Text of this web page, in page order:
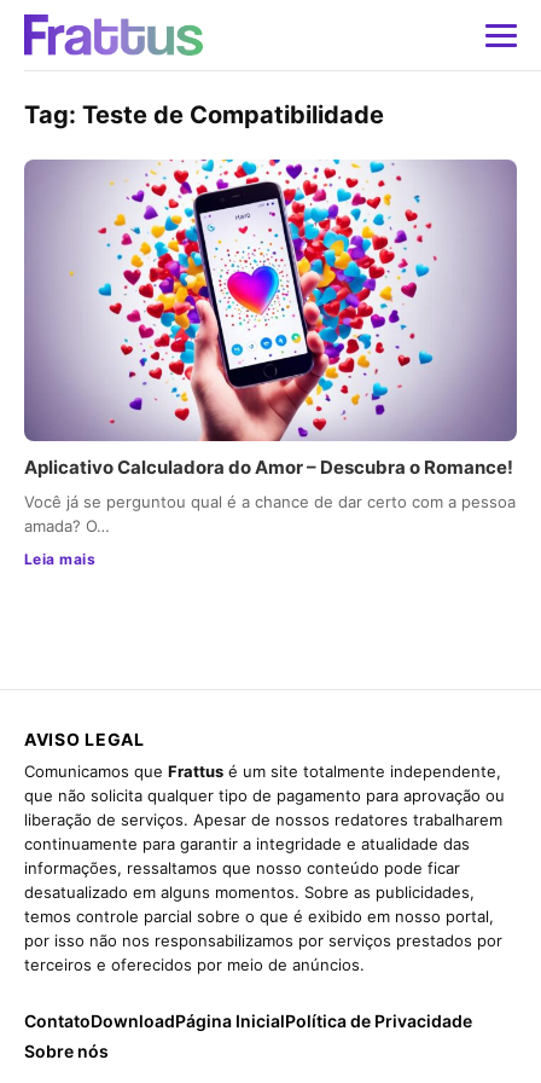
Tag: Teste de Compatibilidade
Aplicativo Calculadora do Amor – Descubra o Romance!
Você já se perguntou qual é a chance de dar certo com a pessoa
amada? O…
Leia mais
AVISO LEGAL
Comunicamos que Frattus é um site totalmente independente,
que não solicita qualquer tipo de pagamento para aprovação ou
liberação de serviços. Apesar de nossos redatores trabalharem
continuamente para garantir a integridade e atualidade das
informações, ressaltamos que nosso conteúdo pode ficar
desatualizado em alguns momentos. Sobre as publicidades,
temos controle parcial sobre o que é exibido em nosso portal,
por isso não nos responsabilizamos por serviços prestados por
terceiros e oferecidos por meio de anúncios.
ContatoDownloadPágina InicialPolítica de Privacidade
Sobre nós